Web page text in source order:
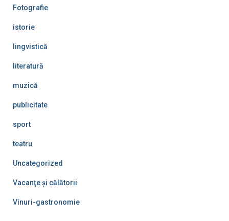
Fotografie
istorie
lingvistică
literatură
muzică
publicitate
sport
teatru
Uncategorized
Vacanţe şi călătorii
Vinuri-gastronomie